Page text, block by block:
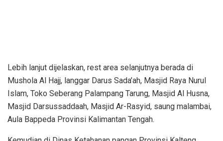
Lebih lanjut dijelaskan, rest area selanjutnya berada di
Mushola Al Hajj, langgar Darus Sada’ah, Masjid Raya Nurul
Islam, Toko Seberang Palampang Tarung, Masjid Al Husna,
Masjid Darsussaddaah, Masjid Ar-Rasyid, saung malambai,
Aula Bappeda Provinsi Kalimantan Tengah.